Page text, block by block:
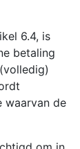
6.4, is
betaling
waarvan de